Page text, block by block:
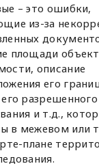
– это ошибки,
из-за
площади
описание
его
разрешенного
и т.д.,
в межевом или
плане